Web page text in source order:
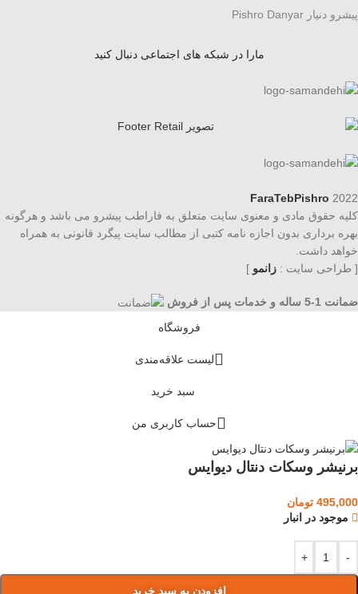
پیشرو دنیار Pishro Danyar
مارا در شبکه های اجتماعی دنبال کنید
FaraTebPishro 2022
کلیه حقوق مادی و معنوی سایت متعلق به فاراطب پیشرو می باشد و هرگونه
بهره برداری بدون اجازه نامه کتبی از مطالب سایت پیگرد قانونی به همراه
خواهد داشت.
[ طراحی سایت : زانمو ]
ضمانت 1-5 ساله و خدمات پس از فروش
فروشگاه
لیست علاقه‌مندی
سبد خرید
حساب کاربری من
برنیشر وسکات دنتال دیوایس
495,000 تومان
موجود در انبار
-
+
افزودن به سبد خرید